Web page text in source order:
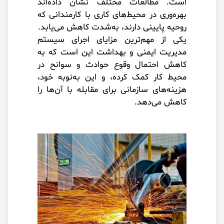
بهره‌وری در محیط‌های کاری با کارمندانی که
روحیه پایینی دارند، به‌شدت کاهش می‌یابد.
یکی از مهم‌ترین مزایای اجرای سیستم
مدیریت ایمنی و بهداشت این است که به
کاهش احتمال وقوع حوادث و سوانح در
محیط کار کمک کرده، و این به‌نوبه خود،
هزینه‌های سازمانی برای مقابله با آن‌ها را
کاهش می‌دهد.